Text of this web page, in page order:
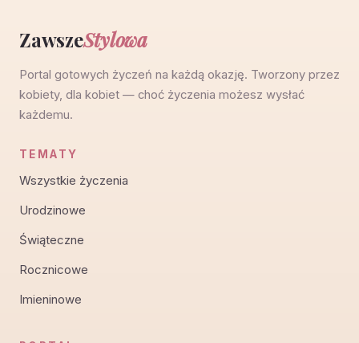
ZawszeStylowa
Portal gotowych życzeń na każdą okazję. Tworzony przez
kobiety, dla kobiet — choć życzenia możesz wysłać
każdemu.
TEMATY
Wszystkie życzenia
Urodzinowe
Świąteczne
Rocznicowe
Imieninowe